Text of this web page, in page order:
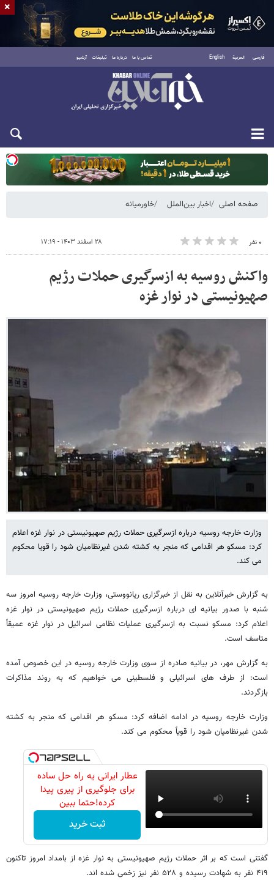
فارسی العربية English تماس با ما درباره ما تبلیغات آرشیو
دوشنبه ۱۹ مرداد ۱۴۰۵
صفحه اصلی اخبار بین‌الملل خاورمیانه
۰ نفر ۲۸ اسفند ۱۴۰۳ - ۱۷:۱۹
واکنش روسیه به ازسرگیری حملات رژیم
صهیونیستی در نوار غزه
وزارت خارجه روسیه درباره ازسرگیری حملات رژیم صهیونیستی در نوار غزه اعلام
کرد: مسکو هر اقدامی که منجر به کشته شدن غیرنظامیان شود را قویا محکوم
می کند.
به گزارش خبرآنلاین به نقل از خبرگزاری ریانووستی، وزارت خارجه روسیه امروز سه
شنبه با صدور بیانیه ای درباره ازسرگیری حملات رژیم صهیونیستی در نوار غزه
اعلام کرد: مسکو نسبت به ازسرگیری عملیات نظامی اسرائیل در نوار غزه عمیقاً
متاسف است.
به گزارش مهر، در بیانیه صادره از سوی وزارت خارجه روسیه در این خصوص آمده
است: از طرف های اسرائیلی و فلسطینی می خواهیم که به روند مذاکرات
بازگردند.
وزارت خارجه روسیه در ادامه اضافه کرد: مسکو هر اقدامی که منجر به کشته
شدن غیرنظامیان شود را قویاً محکوم می کند.
عطار ایرانی یه راه حل ساده
برای جلوگیری از پیری پیدا
کرده!حتما ببین
ثبت خرید
گفتنی است که بر اثر حملات رژیم صهیونیستی به نوار غزه از بامداد امروز تاکنون
۴۱۹ نفر به شهادت رسیده و ۵۲۸ نفر نیز زخمی شده اند.
×